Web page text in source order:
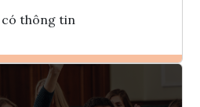
có thông tin
Ghi danh